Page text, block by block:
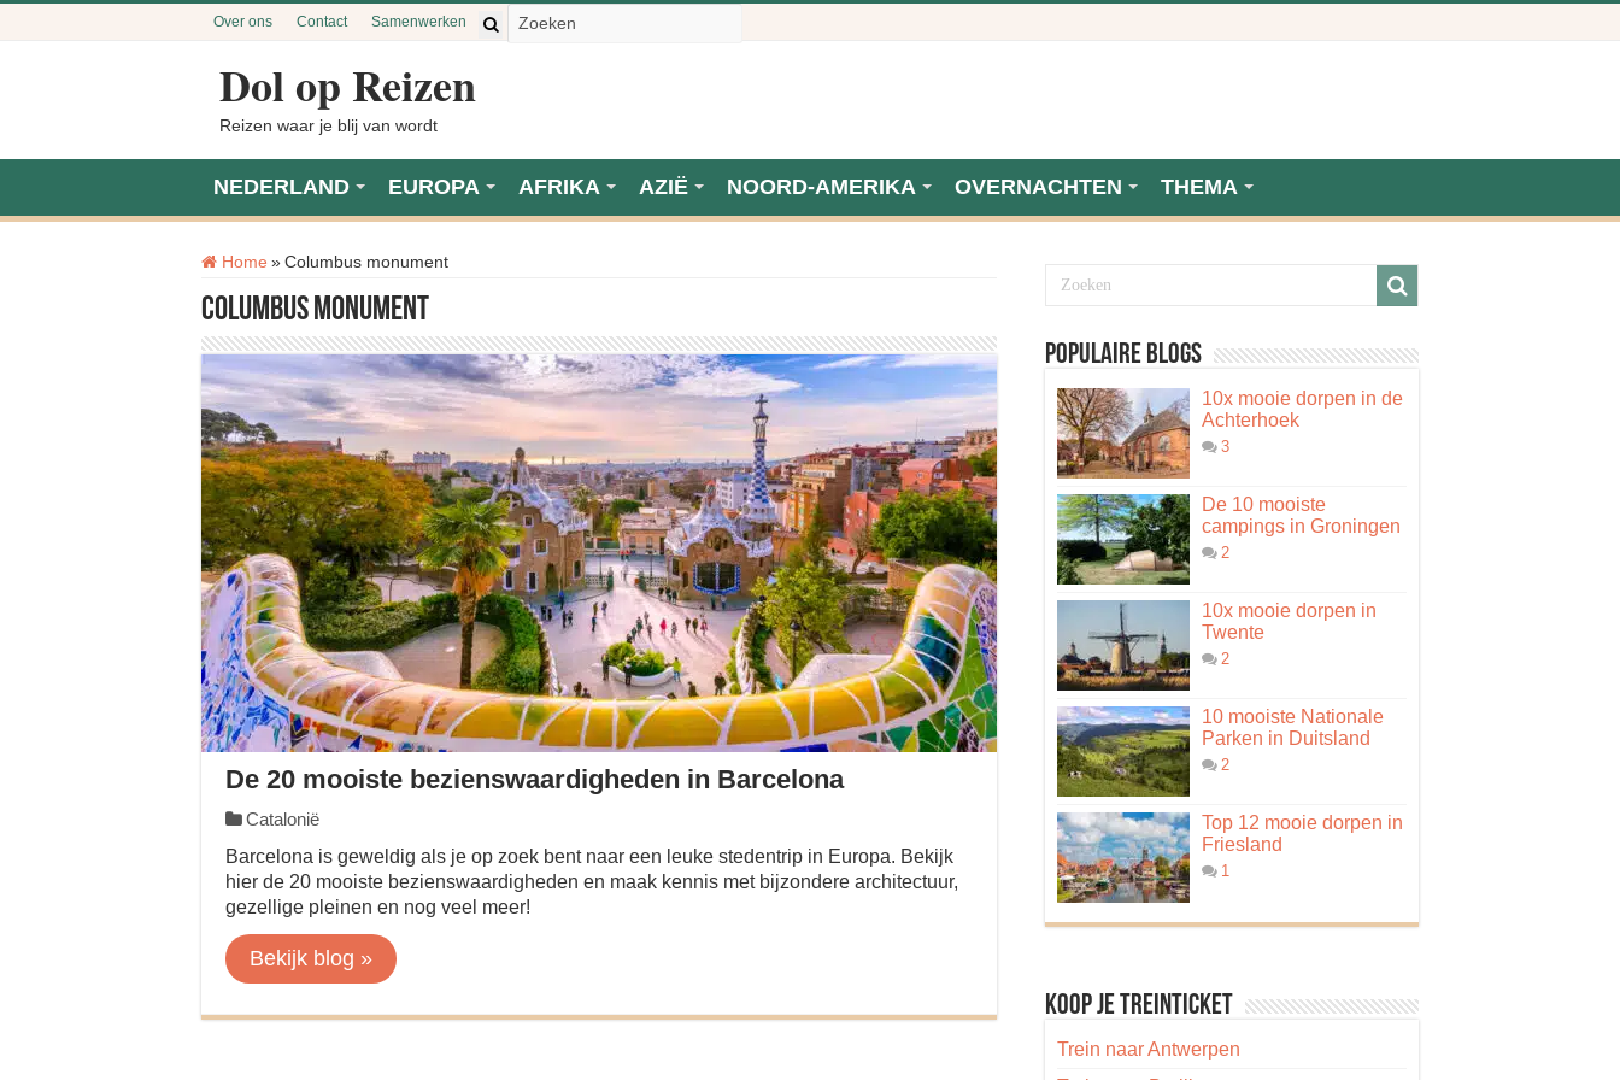
Over ons Contact Samenwerken
Dol op Reizen
Reizen waar je blij van wordt
NEDERLAND EUROPA AFRIKA AZIË NOORD-AMERIKA OVERNACHTEN THEMA
Home »Tag:
Columbus monument
Columbus monument
De 20 mooiste bezienswaardigheden in Barcelona
Catalonië
Barcelona is geweldig als je op zoek bent naar een leuke stedentrip in Europa. Bekijk
hier de 20 mooiste bezienswaardigheden en maak kennis met bijzondere architectuur,
gezellige pleinen en nog veel meer!
Bekijk blog »
Populaire blogs
10x mooie dorpen in de
Achterhoek
3
De 10 mooiste
campings in Groningen
2
10x mooie dorpen in
Twente
2
10 mooiste Nationale
Parken in Duitsland
2
Top 12 mooie dorpen in
Friesland
1
Koop je treinticket
Trein naar Antwerpen